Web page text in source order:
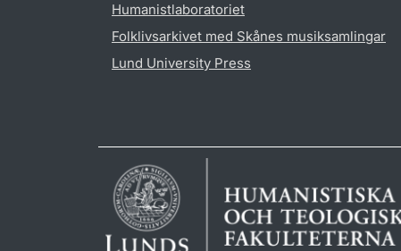
Humanistlaboratoriet
Folklivsarkivet med Skånes musiksamlingar
Lund University Press